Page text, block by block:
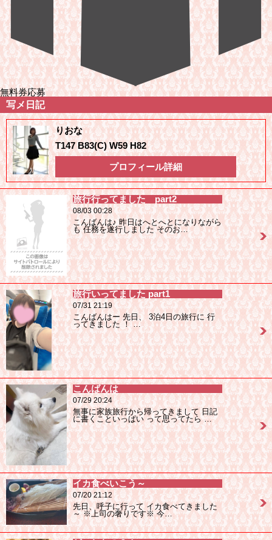
無料券応募
写メ日記
りおな
T147 B83(C) W59 H82
プロフィール詳細
旅行行ってました part2
08/03 00:28
こんばんは♪ 昨日はへとへとになりながら
も 任務を遂行しました そのお…
旅行いってました part1
07/31 21:19
こんばんはー 先日、 3泊4日の旅行に 行
ってきました ！ …
こんばんは
07/29 20:24
無事に家族旅行から帰ってきまして 日記
に書くこといっぱい って思ってたら …
イカ食べいこう～
07/20 21:12
先日、呼子に行って イカ食べてきました
～ ※上司の奢りです※ 今…